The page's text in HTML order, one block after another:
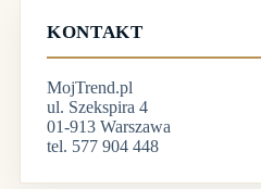
KONTAKT
MojTrend.pl
ul. Szekspira 4
01-913 Warszawa
tel. 577 904 448